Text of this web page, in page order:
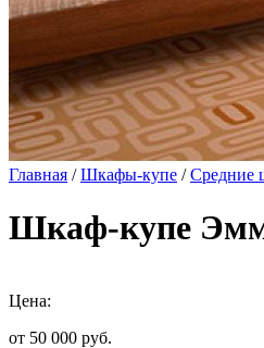
Главная /Шкафы-купе /Средние
Шкаф-купе
Цена:
от 50 000 руб.